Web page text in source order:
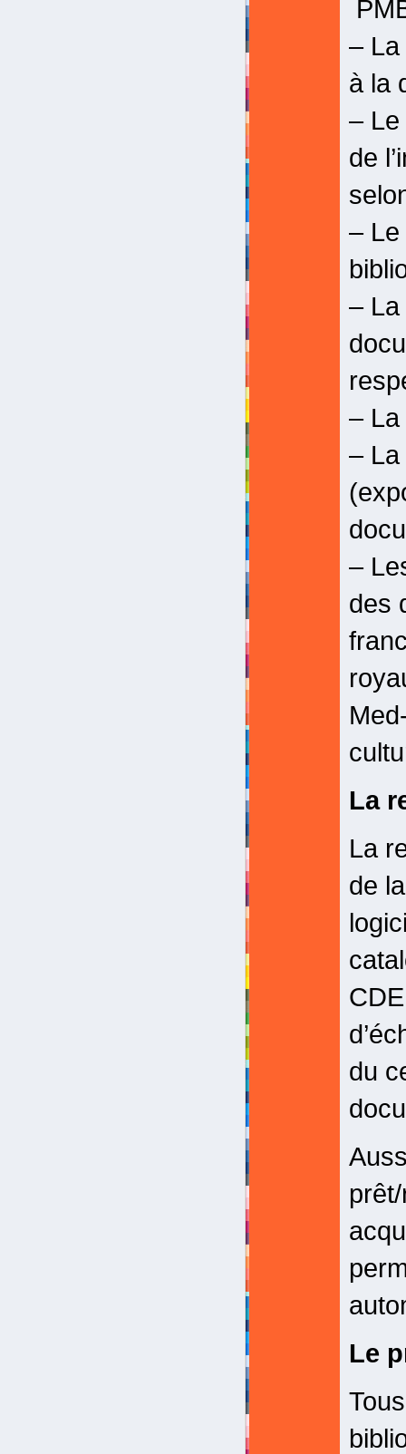
–
à la
–
de
–
–
–
–
–
des
La
La
de
du
Le